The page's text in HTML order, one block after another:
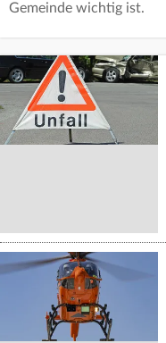
Gemeinde wichtig ist.